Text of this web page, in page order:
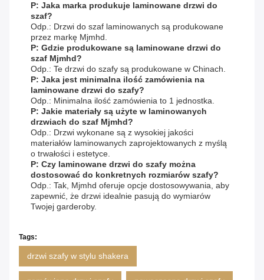
P: Jaka marka produkuje laminowane drzwi do
szaf?
Odp.: Drzwi do szaf laminowanych są produkowane
przez markę Mjmhd.
P: Gdzie produkowane są laminowane drzwi do
szaf Mjmhd?
Odp.: Te drzwi do szafy są produkowane w Chinach.
P: Jaka jest minimalna ilość zamówienia na
laminowane drzwi do szafy?
Odp.: Minimalna ilość zamówienia to 1 jednostka.
P: Jakie materiały są użyte w laminowanych
drzwiach do szaf Mjmhd?
Odp.: Drzwi wykonane są z wysokiej jakości
materiałów laminowanych zaprojektowanych z myślą
o trwałości i estetyce.
P: Czy laminowane drzwi do szafy można
dostosować do konkretnych rozmiarów szafy?
Odp.: Tak, Mjmhd oferuje opcje dostosowywania, aby
zapewnić, że drzwi idealnie pasują do wymiarów
Twojej garderoby.
Tags:
drzwi szafy w stylu shakera